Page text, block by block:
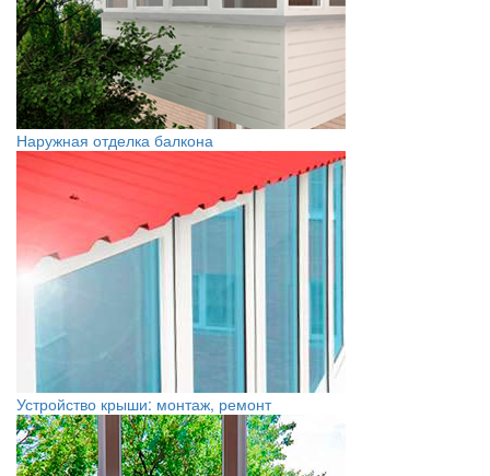
Наружная отделка балкона
Устройство крыши: монтаж, ремонт